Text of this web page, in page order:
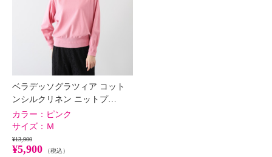
ベラデッソグラツィア コット
ンシルクリネン ニットプ…
カラー： ピンク
サイズ： Ｍ
¥13,900
¥5,900 （税込）